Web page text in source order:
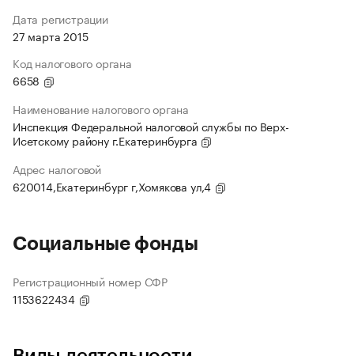
Дата регистрации
27 марта 2015
Код налогового органа
6658
Наименование налогового органа
Инспекция Федеральной налоговой службы по Верх-
Исетскому району г.Екатеринбурга
Адрес налоговой
620014,Екатеринбург г,Хомякова ул,4
Социальные фонды
Регистрационный номер СФР
1153622434